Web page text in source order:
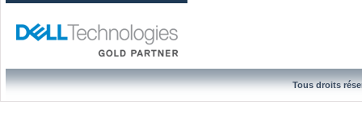
Tous droits